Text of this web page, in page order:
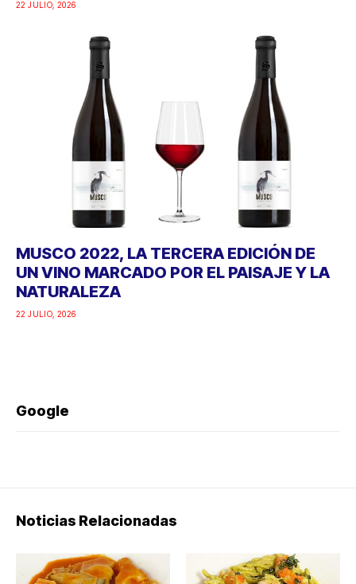
22 JULIO, 2026
MUSCO 2022, LA TERCERA EDICIÓN DE
UN VINO MARCADO POR EL PAISAJE Y LA
NATURALEZA
22 JULIO, 2026
Google
Noticias Relacionadas